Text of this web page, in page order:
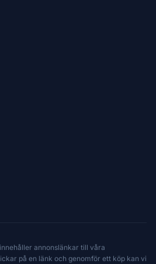
annonslänkar till våra
på en länk och genomför ett köp kan vi